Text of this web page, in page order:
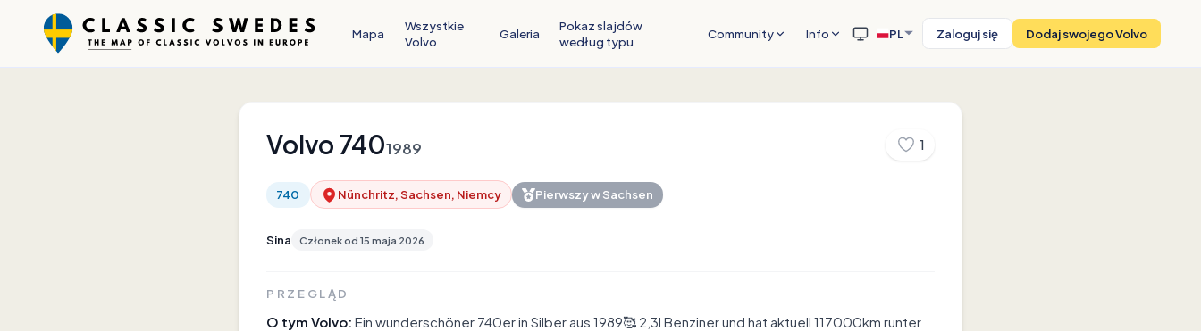
Mapa
Wszystkie
Volvo
Galeria
Pokaz slajdów
według typu
Community Info PL Zaloguj się Dodaj swojego Volvo
Volvo 7401989 1
740 Nünchritz, Sachsen, Niemcy Pierwszy wSachsen
Sina Członek od 15 maja 2026
PRZEGLĄD
O tym Volvo: Ein wunderschöner 740er in Silber aus 1989🥰 2,3l Benziner und hat aktuell 117000km runter